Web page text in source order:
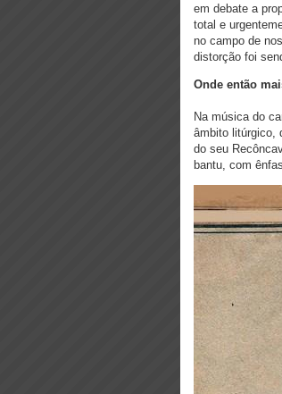
em debate a
total e
no campo de
distorção foi
Onde então
Na música do
âmbito litúrgico,
do seu
bantu, com